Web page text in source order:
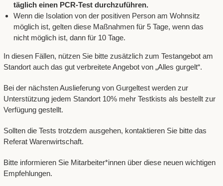
täglich einen PCR-Test durchzuführen.
Wenn die Isolation von der positiven Person am Wohnsitz
möglich ist, gelten diese Maßnahmen für 5 Tage, wenn das
nicht möglich ist, dann für 10 Tage.
In diesen Fällen, nützen Sie bitte zusätzlich zum Testangebot am
Standort auch das gut verbreitete Angebot von „Alles gurgelt“.
Bei der nächsten Auslieferung von Gurgeltest werden zur
Unterstützung jedem Standort 10% mehr Testkists als bestellt zur
Verfügung gestellt.
Sollten die Tests trotzdem ausgehen, kontaktieren Sie bitte das
Referat Warenwirtschaft.
Bitte informieren Sie Mitarbeiter*innen über diese neuen wichtigen
Empfehlungen.